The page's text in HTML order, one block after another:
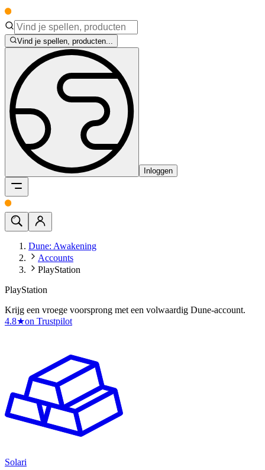
Vind je spellen, producten...
Inloggen
Dune: Awakening
Accounts
PlayStation
PlayStation
Krijg een vroege voorsprong met een volwaardig Dune-account.
4.8★on Trustpilot
Solari